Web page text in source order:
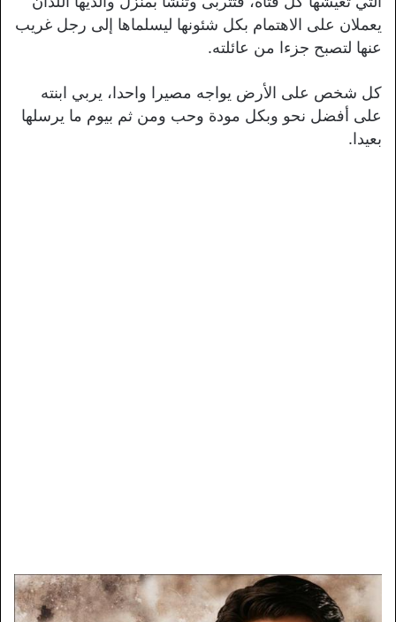
يعملان على الاهتمام بكل شئونها ليسلماها إلى رجل غريب
عنها لتصبح جزءا من عائلته.
كل شخص على الأرض يواجه مصيرا واحدا، يربي ابنته
على أفضل نحو وبكل مودة وحب ومن ثم بيوم ما يرسلها
بعيدا.